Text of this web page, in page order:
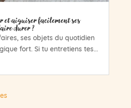
et aiguiser facilement ses
durer ?
ses objets du quotidien
fort. Si tu entretiens tes...